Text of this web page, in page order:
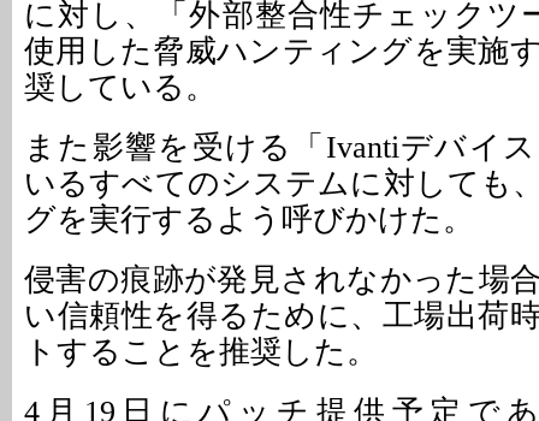
に対し、「外部整合性チェックツ
使用した脅威ハンティングを実施
奨している。
また影響を受ける「Ivantiデバイ
いるすべてのシステムに対しても
グを実行するよう呼びかけた。
侵害の痕跡が発見されなかった場
い信頼性を得るために、工場出荷
トすることを推奨した。
4月19日にパッチ提供予定で